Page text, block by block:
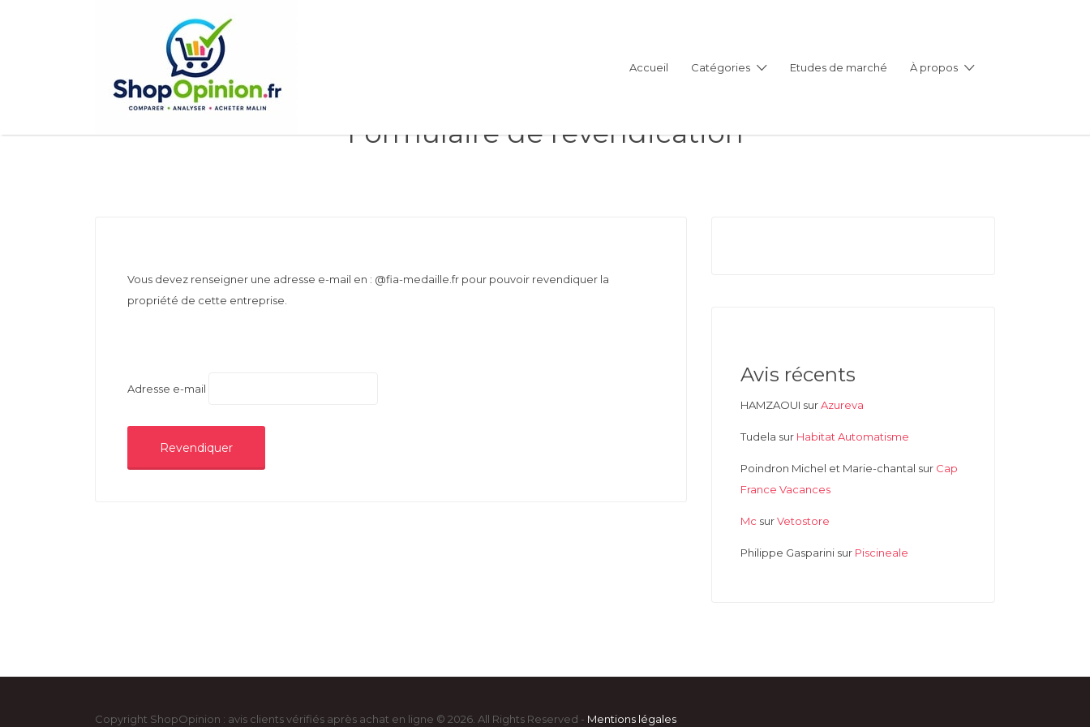
Accueil Catégories Etudes de marché À propos
Formulaire de revendication
Vous devez renseigner une adresse e-mail en : @fia-medaille.fr pour pouvoir revendiquer la
propriété de cette entreprise.
Adresse e-mail
Avis récents
HAMZAOUI surAzureva
Tudela sur Habitat Automatisme
Poindron Michel et Marie-chantal sur Cap
France Vacances
Mc surVetostore
Philippe Gasparini sur Piscineale
Copyright ShopOpinion : avis clients vérifiés après achat en ligne © 2026. All Rights Reserved - Mentions légales